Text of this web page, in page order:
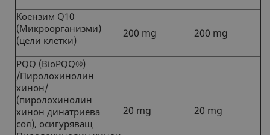
Koензим Q10
(Mикроорганизми)
(цели клетки)
200 mg 200 mg
PQQ (BioPQQ®)
/Пиролохинолин
хинон/
(пиролохинолин
хинон динатриева
сол), oсигуряващ
20 mg 20 mg